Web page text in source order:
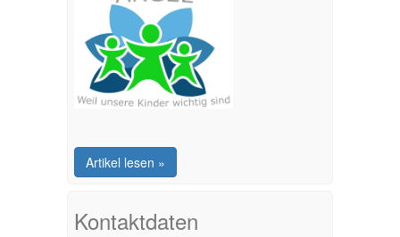
Artikel lesen »
Kontaktdaten